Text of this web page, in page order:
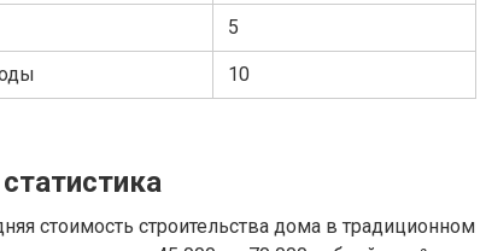
5
10
стоимость строительства дома в традиционном